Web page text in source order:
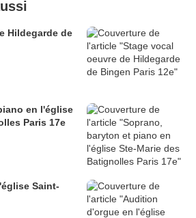
Hildegarde de
en l'église
Paris 17e
Saint-